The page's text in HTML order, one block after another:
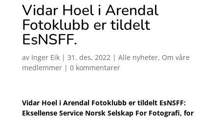
Vidar Hoel i Arendal
Fotoklubb er tildelt
EsNSFF.
av Inger Eik| 31. des, 2022| Alle nyheter, Om våre
medlemmer| 0 kommentarer
Vidar Hoel i Arendal Fotoklubb er tildelt EsNSFF:
Eksellense Service Norsk Selskap For Fotografi, for